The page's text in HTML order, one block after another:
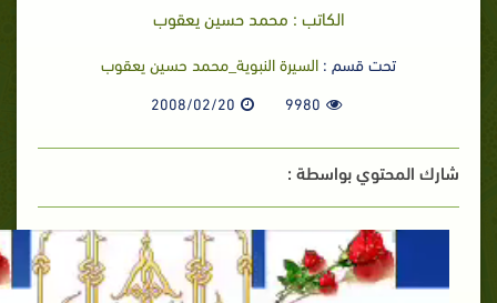
الكاتب : محمد حسين يعقوب
تحت قسم : السيرة النبوية_محمد حسين يعقوب
9980
2008/02/20
شارك المحتوي بواسطة :